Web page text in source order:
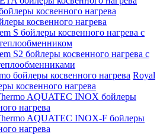
косвенного нагрева
S бойлеры косвенного нагрева с
S2 бойлеры косвенного нагрева с
Royal
косвенного нагрева
AQUATEC INOX бойлеры
нагрева
AQUATEC INOX-F бойлеры
нагрева